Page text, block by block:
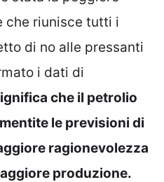
che riunisce tutti i
di no alle pressanti
i dati di
che il petrolio
le previsioni di
ragionevolezza
produzione.